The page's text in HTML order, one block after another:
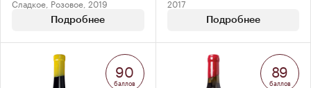
Сладкое, Розовое, 2019
Подробнее
2017
Подробнее
90
баллов
89
баллов